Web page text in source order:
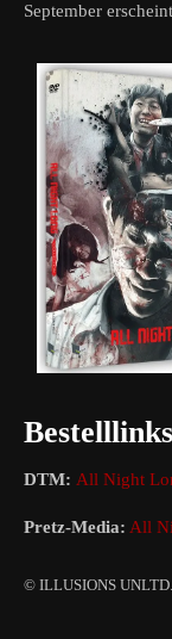
September
DTM: All Night
Pretz-Media: All
© ILLUSIONS